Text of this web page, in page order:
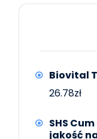
Biovital
26.78zł
SHS
jakość